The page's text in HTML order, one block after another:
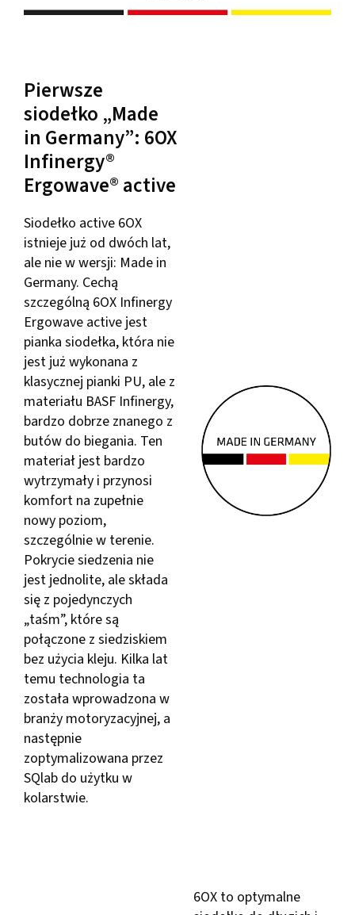
Pierwsze
siodełko „Made
in Germany”: 6OX
Infinergy®
Ergowave® active
Siodełko active 6OX
istnieje już od dwóch lat,
ale nie w wersji: Made in
Germany. Cechą
szczególną 6OX Infinergy
Ergowave active jest
pianka siodełka, która nie
jest już wykonana z
klasycznej pianki PU, ale z
materiału BASF Infinergy,
bardzo dobrze znanego z
butów do biegania. Ten
materiał jest bardzo
wytrzymały i przynosi
komfort na zupełnie
nowy poziom,
szczególnie w terenie.
Pokrycie siedzenia nie
jest jednolite, ale składa
się z pojedynczych
„taśm”, które są
połączone z siedziskiem
bez użycia kleju. Kilka lat
temu technologia ta
została wprowadzona w
branży motoryzacyjnej, a
następnie
zoptymalizowana przez
SQlab do użytku w
kolarstwie.
6OX to optymalne